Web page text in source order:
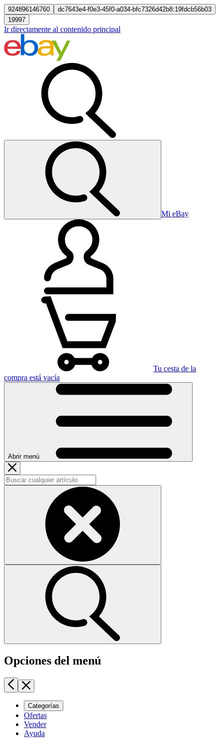
924896146760
dc7643e4-f0e3-45f0-a034-bfc7326d42b8:19fdcb56b03
19997
Ir directamente al contenido principal
Mi eBay
Tu cesta de la
compra está vacía
Abrir menú
Opciones del menú
Categorías
Ofertas
Vender
Ayuda